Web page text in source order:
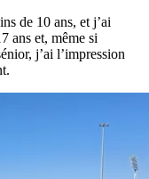
de 10 ans, et j’ai
ans et, même si
j’ai l’impression